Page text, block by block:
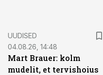
UUDISED
04.08.26, 14:48
Mart Brauer: kolm
mudelit, et tervishoius